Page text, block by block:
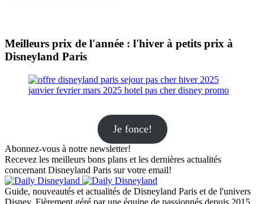
Meilleurs prix de l'année : l'hiver à petits prix à
Disneyland Paris
Je fonce!
Abonnez-vous à notre newsletter!
Recevez les meilleurs bons plans et les dernières actualités
concernant Disneyland Paris sur votre email!
Guide, nouveautés et actualités de Disneyland Paris et de l'univers
Disney. Fièrement géré par une équipe de passionnés depuis 2015.